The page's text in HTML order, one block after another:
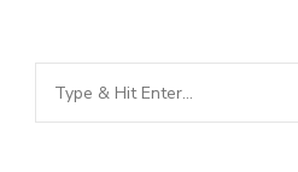
Looking
for